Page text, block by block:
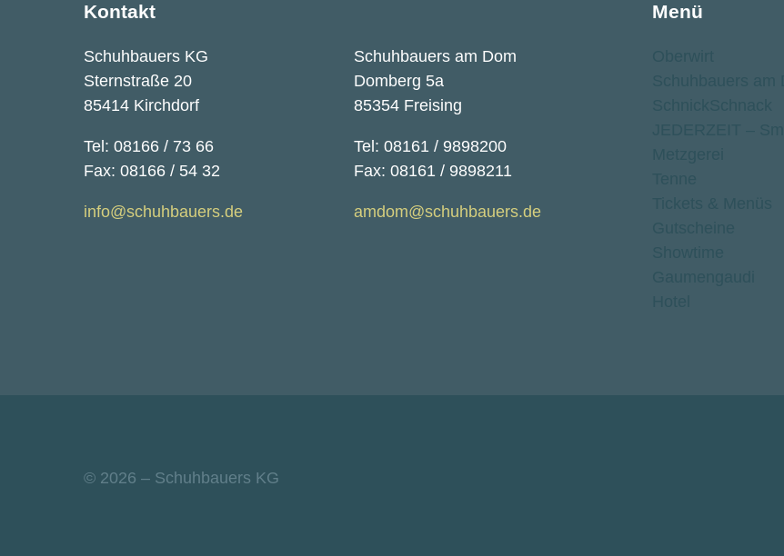
Kontakt
Schuhbauers KG
Sternstraße 20
85414 Kirchdorf
Tel: 08166 / 73 66
Fax: 08166 / 54 32
info@schuhbauers.de
Schuhbauers am Dom
Domberg 5a
85354 Freising
Tel: 08161 / 9898200
Fax: 08161 / 9898211
amdom@schuhbauers.de
Menü
© 2026 – Schuhbauers KG